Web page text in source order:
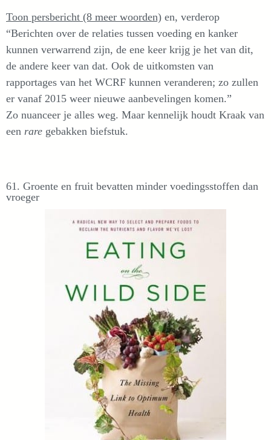
Toon persbericht (8 meer woorden) en, verderop
“Berichten over de relaties tussen voeding en kanker
kunnen verwarrend zijn, de ene keer krijg je het van dit,
de andere keer van dat. Ook de uitkomsten van
rapportages van het WCRF kunnen veranderen; zo zullen
er vanaf 2015 weer nieuwe aanbevelingen komen.”
Zo nuanceer je alles weg. Maar kennelijk houdt Kraak van
een rare gebakken biefstuk.
61. Groente en fruit bevatten minder voedingsstoffen dan
vroeger